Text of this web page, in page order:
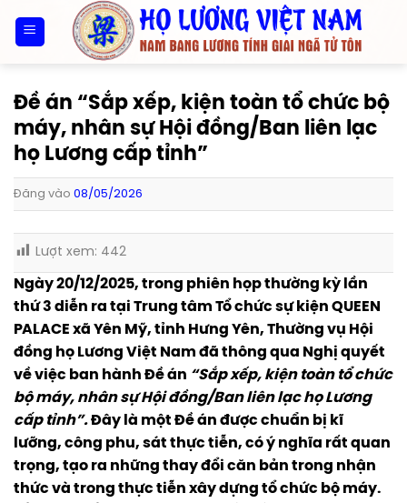
qua
Đề án “Sắp xếp, kiện toàn tổ chức bộ
máy, nhân sự Hội đồng/Ban liên lạc
họ Lương cấp tỉnh”
Đăng vào 08/05/2026
Lượt xem: 442
Ngày 20/12/2025, trong phiên họp thường kỳ lần
thứ 3 diễn ra tại Trung tâm Tổ chức sự kiện QUEEN
PALACE xã Yên Mỹ, tỉnh Hưng Yên, Thường vụ Hội
đồng họ Lương Việt Nam đã thông qua Nghị quyết
về việc ban hành Đề án “Sắp xếp, kiện toàn tổ chức
bộ máy, nhân sự Hội đồng/Ban liên lạc họ Lương
cấp tỉnh”.Đây là một Đề án được chuẩn bị kĩ
lưỡng, công phu, sát thực tiễn, có ý nghĩa rất quan
trọng, tạo ra những thay đổi căn bản trong nhận
thức và trong thực tiễn xây dựng tổ chức bộ máy.